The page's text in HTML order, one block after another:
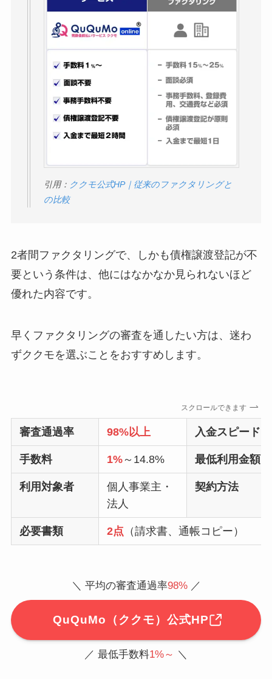
引用： ククモ公式HP｜従来のファクタリングと
の比較
2者間ファクタリングで、しかも債権譲渡登記が不
要という条件は、他にはなかなか見られないほど
優れた内容です。
早くファクタリングの審査を通したい方は、迷わ
ずククモを選ぶことをおすすめします。
スクロールできます
審査通過率 98%以上 入金スピード
手数料 1%～14.8% 最低利用金額
利用対象者
個人事業主・
法人
契約方法
必要書類 2点 （請求書、通帳コピー）
＼ 平均の審査通過率98%／
QuQuMo（ククモ）公式HP
／ 最低手数料1%～ ＼